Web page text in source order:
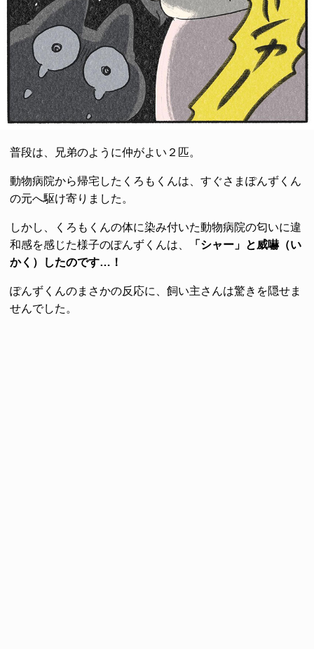
普段は、兄弟のように仲がよい２匹。
動物病院から帰宅したくろもくんは、すぐさまぽんずくん
の元へ駆け寄りました。
しかし、くろもくんの体に染み付いた動物病院の匂いに違
和感を感じた様子のぽんずくんは、
「シャー」と威嚇（い
かく）したのです…！
ぽんずくんのまさかの反応に、飼い主さんは驚きを隠せま
せんでした。